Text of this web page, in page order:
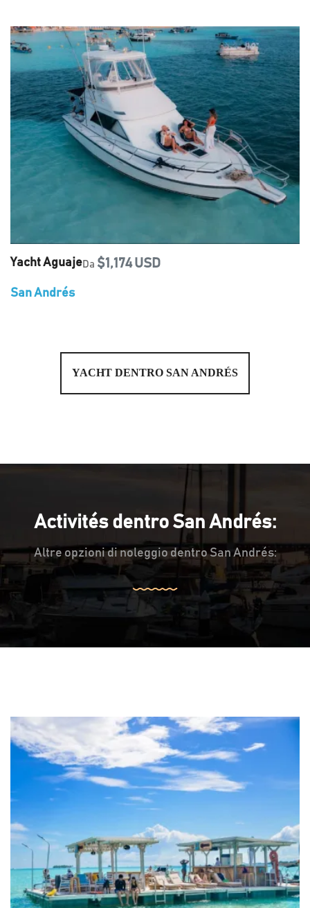
Yacht AguajeDa $1,174 USD
San Andrés
YACHT DENTRO SAN ANDRÉS
Activités dentro San Andrés:
Altre opzioni di noleggio dentro San Andrés: